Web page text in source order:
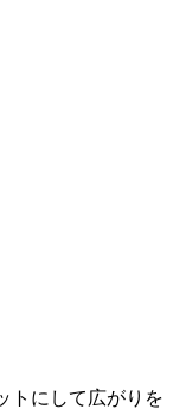
トにして広がりを